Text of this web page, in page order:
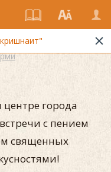
центре города
с пением
священных